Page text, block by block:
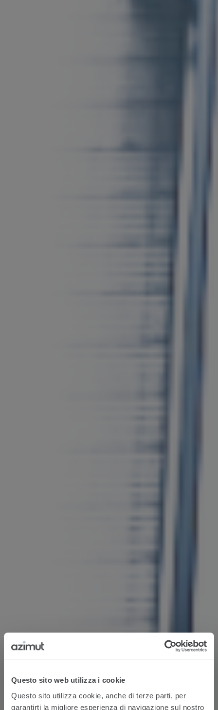
Questo sito web utilizza i cookie
Questo sito utilizza cookie, anche di terze parti, per
garantirti la migliore esperienza di navigazione sul nostro